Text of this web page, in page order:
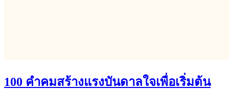
100 คำคมสร้างแรงบันดาลใจเพื่อเริ่มต้น